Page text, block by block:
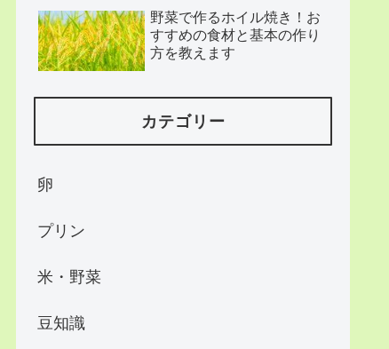
野菜で作るホイル焼き！お
すすめの食材と基本の作り
方を教えます
カテゴリー
卵
プリン
米・野菜
豆知識